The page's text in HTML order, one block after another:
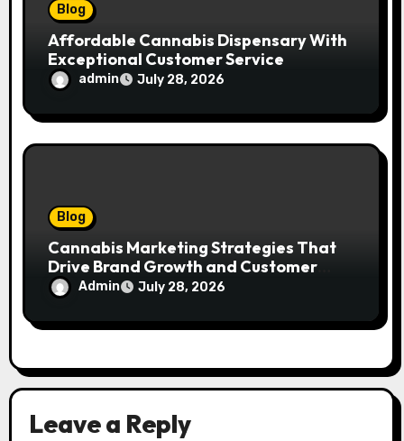
Blog
Affordable Cannabis Dispensary With
Exceptional Customer Service
admin July 28, 2026
Blog
Cannabis Marketing Strategies That
Drive Brand Growth and Customer
TrustAdmin July 28, 2026
Leave a Reply